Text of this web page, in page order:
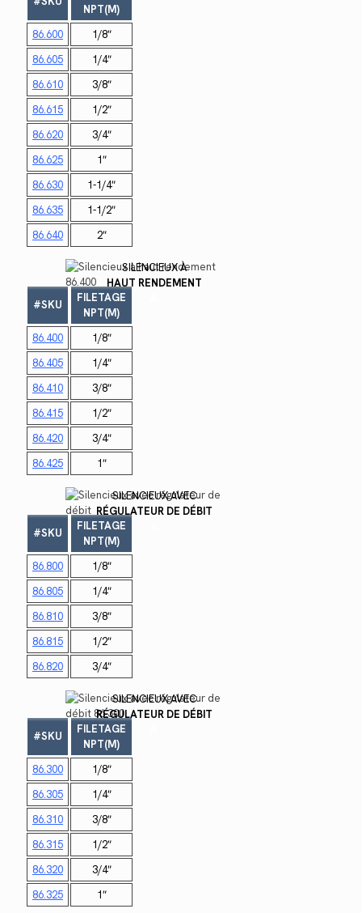
NPT(M)
86.600
1/8″
86.605
1/4″
86.610
3/8″
86.615
1/2″
86.620
3/4″
86.625
1″
86.630
1-1/4″
86.635
1-1/2″
86.640
2″
SILENCIEUX À
HAUT RENDEMENT
#SKU
FILETAGE
NPT(M)
86.400
1/8″
86.405
1/4″
86.410
3/8″
86.415
1/2″
86.420
3/4″
86.425
1″
SILENCIEUX AVEC
RÉGULATEUR DE DÉBIT
#SKU
FILETAGE
NPT(M)
86.800
1/8″
86.805
1/4″
86.810
3/8″
86.815
1/2″
86.820
3/4″
SILENCIEUX AVEC
RÉGULATEUR DE DÉBIT
#SKU
FILETAGE
NPT(M)
86.300
1/8″
86.305
1/4″
86.310
3/8″
86.315
1/2″
86.320
3/4″
86.325
1″